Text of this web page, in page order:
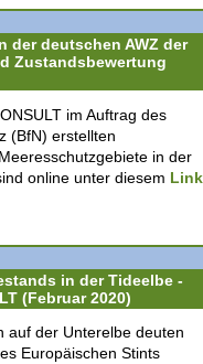
der deutschen AWZ der
Zustandsbewertung
im Auftrag des
(BfN) erstellten
in der
online unter diesem Link
in der Tideelbe -
(Februar 2020)
auf der Unterelbe deuten
Europäischen Stints